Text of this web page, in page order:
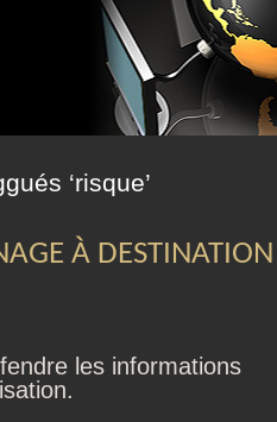
‘risque’
À DESTINATION
les informations